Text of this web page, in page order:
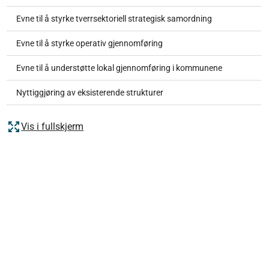
Evne til å styrke tverrsektoriell strategisk samordning
Evne til å styrke operativ gjennomføring
Evne til å understøtte lokal gjennomføring i kommunene
Nyttiggjøring av eksisterende strukturer
Vis i fullskjerm